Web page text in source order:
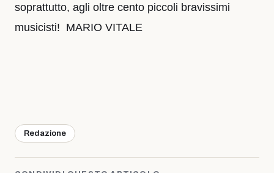
soprattutto, agli oltre cento piccoli bravissimi
musicisti! MARIO VITALE
Redazione